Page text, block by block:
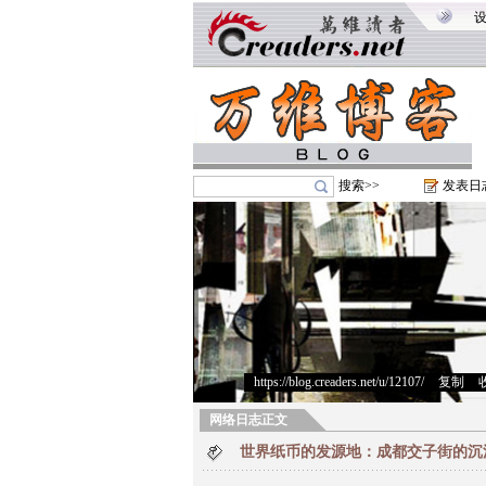
搜索>> 发表日
https://blog.creaders.net/u/12107/> 复制
网络日志正文
世界纸币的发源地：成都交子街的沉